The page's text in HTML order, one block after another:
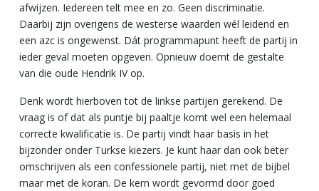
afwijzen. Iedereen telt mee en zo. Geen discriminatie.
Daarbij zijn overigens de westerse waarden wél leidend en
een azc is ongewenst. Dát programmapunt heeft de partij in
ieder geval moeten opgeven. Opnieuw doemt de gestalte
van die oude Hendrik IV op.
Denk wordt hierboven tot de linkse partijen gerekend. De
vraag is of dat als puntje bij paaltje komt wel een helemaal
correcte kwalificatie is. De partij vindt haar basis in het
bijzonder onder Turkse kiezers. Je kunt haar dan ook beter
omschrijven als een confessionele partij, niet met de bijbel
maar met de koran. De kern wordt gevormd door goed